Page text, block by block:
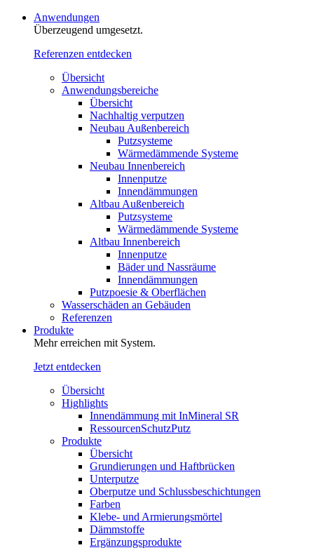
Anwendungen
Überzeugend umgesetzt.
Referenzen entdecken
Übersicht
Anwendungsbereiche
Übersicht
Nachhaltig verputzen
Neubau Außenbereich
Putzsysteme
Wärmedämmende Systeme
Neubau Innenbereich
Innenputze
Innendämmungen
Altbau Außenbereich
Putzsysteme
Wärmedämmende Systeme
Altbau Innenbereich
Innenputze
Bäder und Nassräume
Innendämmungen‍‍‍
Putzpoesie & Oberflächen
Wasserschäden an Gebäuden
Referenzen
Produkte
Mehr erreichen mit System.
Jetzt entdecken
Übersicht
Highlights
Innendämmung mit InMineral SR
RessourcenSchutzPutz
Produkte
Übersicht
Grundierungen und Haftbrücken
Unterputze
Oberputze und Schlussbeschichtungen
Farben
Klebe- und Armierungsmörtel
Dämmstoffe
Ergänzungsprodukte